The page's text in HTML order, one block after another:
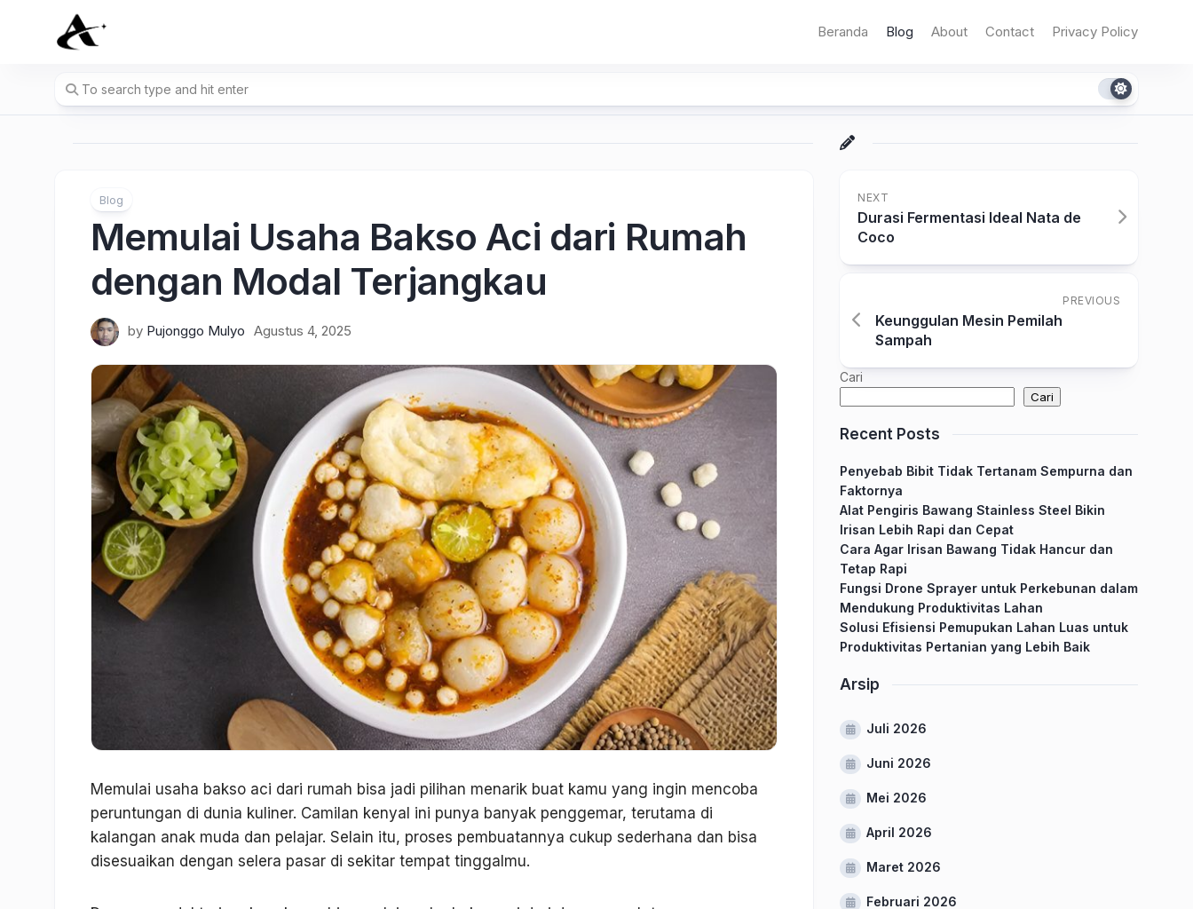
Beranda Blog About Contact Privacy Policy
Blog
Memulai Usaha Bakso Aci dari Rumah
dengan Modal Terjangkau
by Pujonggo Mulyo Agustus 4, 2025
Memulai usaha bakso aci dari rumah bisa jadi pilihan menarik buat kamu yang ingin mencoba
peruntungan di dunia kuliner. Camilan kenyal ini punya banyak penggemar, terutama di
kalangan anak muda dan pelajar. Selain itu, proses pembuatannya cukup sederhana dan bisa
disesuaikan dengan selera pasar di sekitar tempat tinggalmu.
NEXT
Durasi Fermentasi Ideal Nata de
Coco
PREVIOUS
Keunggulan Mesin Pemilah
Sampah
Cari
Cari
Recent Posts
Penyebab Bibit Tidak Tertanam Sempurna dan
Faktornya
Alat Pengiris Bawang Stainless Steel Bikin
Irisan Lebih Rapi dan Cepat
Cara Agar Irisan Bawang Tidak Hancur dan
Tetap Rapi
Fungsi Drone Sprayer untuk Perkebunan dalam
Mendukung Produktivitas Lahan
Solusi Efisiensi Pemupukan Lahan Luas untuk
Produktivitas Pertanian yang Lebih Baik
Arsip
Juli 2026
Juni 2026
Mei 2026
April 2026
Maret 2026
Februari 2026